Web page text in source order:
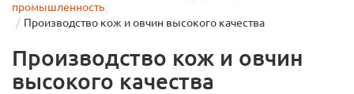
промышленность
Производство кож и овчин высокого качества
Производство кож и овчин
высокого качества